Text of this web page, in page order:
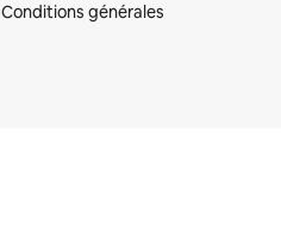
Conditions générales